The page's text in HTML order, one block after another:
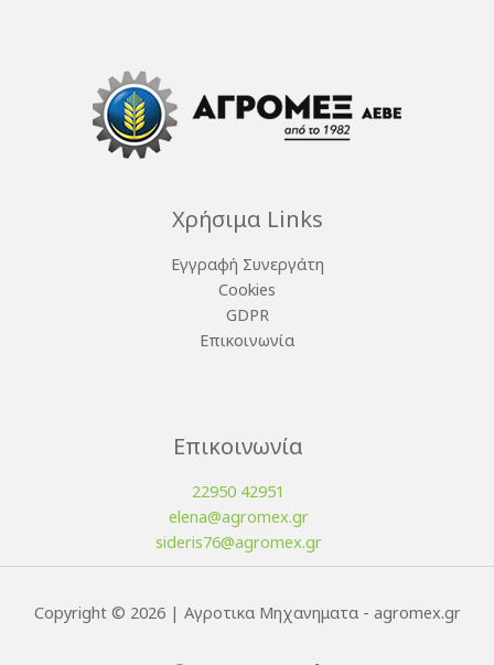
Χρήσιμα Links
Εγγραφή Συνεργάτη
Cookies
GDPR
Επικοινωνία
Επικοινωνία
22950 42951
elena@agromex.gr
sideris76@agromex.gr
Copyright © 2026 | Αγροτικα Μηχανηματα - agromex.gr